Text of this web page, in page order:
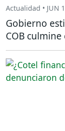
Actualidad • JUN
Gobierno
COB